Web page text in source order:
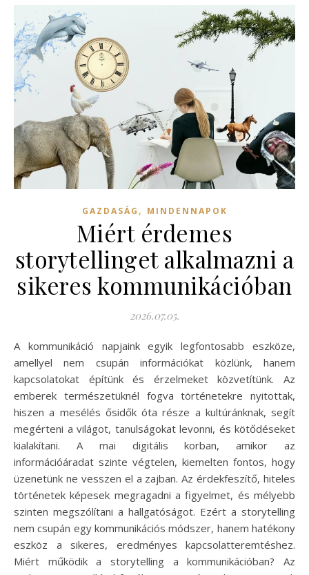
GAZDASÁG , MINDENNAPOK
Miért érdemes
storytellinget alkalmazni a
sikeres kommunikációban
2026.07.05.
A kommunikáció napjaink egyik legfontosabb eszköze,
amellyel nem csupán információkat közlünk, hanem
kapcsolatokat építünk és érzelmeket közvetítünk. Az
emberek természetüknél fogva történetekre nyitottak,
hiszen a mesélés ősidők óta része a kultúránknak, segít
megérteni a világot, tanulságokat levonni, és kötődéseket
kialakítani. A mai digitális korban, amikor az
információáradat szinte végtelen, kiemelten fontos, hogy
üzenetünk ne vesszen el a zajban. Az érdekfeszítő, hiteles
történetek képesek megragadni a figyelmet, és mélyebb
szinten megszólítani a hallgatóságot. Ezért a storytelling
nem csupán egy kommunikációs módszer, hanem hatékony
eszköz a sikeres, eredményes kapcsolatteremtéshez.
Miért működik a storytelling a kommunikációban? Az